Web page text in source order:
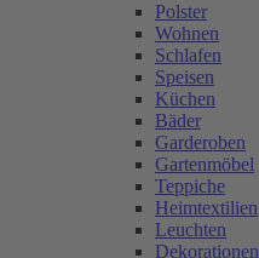
Polster
Wohnen
Schlafen
Speisen
Küchen
Bäder
Garderoben
Gartenmöbel
Teppiche
Heimtextilien
Leuchten
Dekorationen